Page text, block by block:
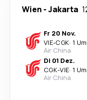
Wien -Jakarta
Fr 20 Nov.
VIE-CGK· 1
Air China
Di 01 Dez.
CGK-VIE· 1
Air China